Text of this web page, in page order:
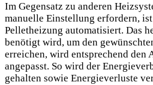
Im Gegensatz zu anderen
manuelle Einstellung erfordern,
Pelletheizung automatisiert. Das
benötigt wird, um den
erreichen, wird entsprechend den
angepasst. So wird der
gehalten sowie Energieverluste